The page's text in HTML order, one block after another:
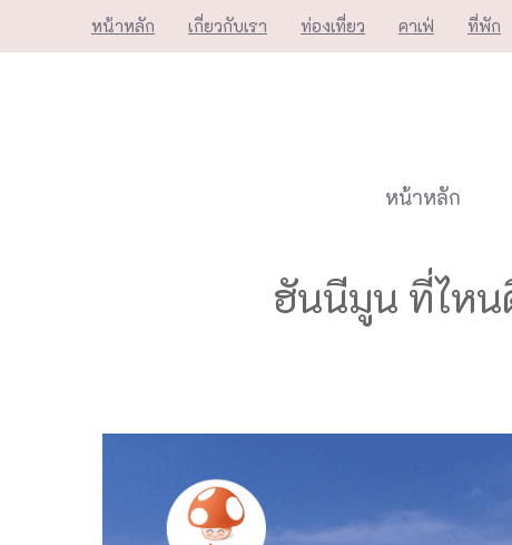
to
หน้าหลัก เกี่ยวกับเรา ท่องเที่ยว คาเฟ่ ที่พัก
หน้าหลัก
ฮันนีมูน ที่ไหน